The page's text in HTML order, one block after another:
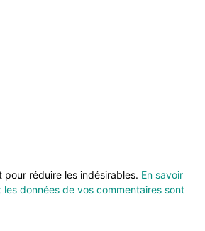
pour réduire les indésirables. En savoir
données de vos commentaires sont